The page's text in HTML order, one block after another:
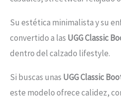
Su estética minimalista y su
convertido a las UGG Classic
dentro del calzado lifestyle.
Si buscas unas UGG Classic
este modelo ofrece calidez,